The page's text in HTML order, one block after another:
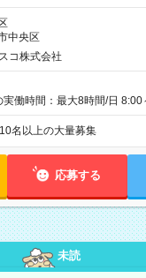
／週5日稼働 月
働 ＜モデルイメージ＞ ■月収50万
/江東区在住)※元建築関係 1
中央区
コ株式会社
実働時間：最大8時間/日
週5日勤務（場所次第では週
外での勤務可能性有り ※案
名以上の大量募集
応募する
未読